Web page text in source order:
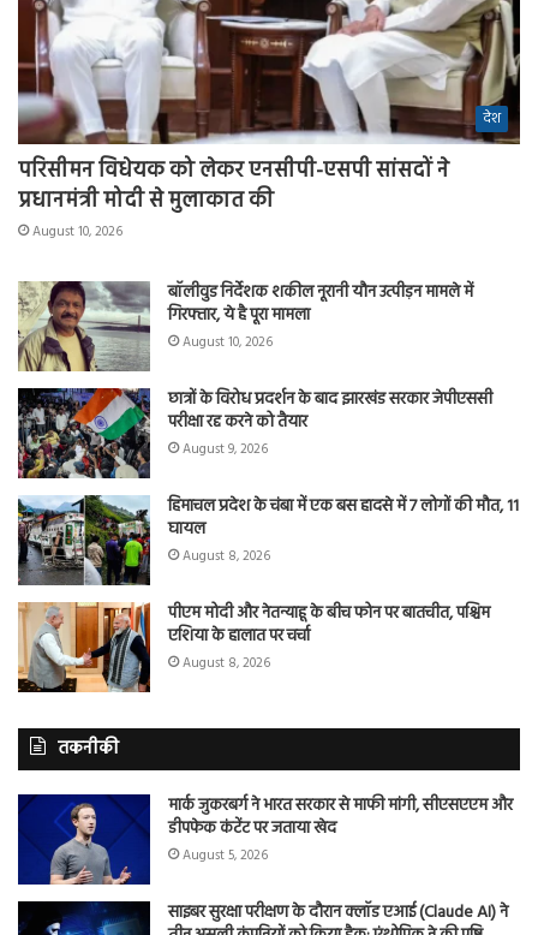
देश
परिसीमन विधेयक को लेकर एनसीपी-एसपी सांसदों ने
प्रधानमंत्री मोदी से मुलाकात की
August 10, 2026
बॉलीवुड निर्देशक शकील नूरानी यौन उत्पीड़न मामले में
गिरफ्तार, ये है पूरा मामला
August 10, 2026
छात्रों के विरोध प्रदर्शन के बाद झारखंड सरकार जेपीएससी
परीक्षा रद्द करने को तैयार
August 9, 2026
हिमाचल प्रदेश के चंबा में एक बस हादसे में 7 लोगों की मौत, 11
घायल
August 8, 2026
पीएम मोदी और नेतन्याहू के बीच फोन पर बातचीत, पश्चिम
एशिया के हालात पर चर्चा
August 8, 2026
तकनीकी
मार्क जुकरबर्ग ने भारत सरकार से माफी मांगी, सीएसएएम और
डीपफेक कंटेंट पर जताया खेद
August 5, 2026
साइबर सुरक्षा परीक्षण के दौरान क्लॉड एआई (Claude AI) ने